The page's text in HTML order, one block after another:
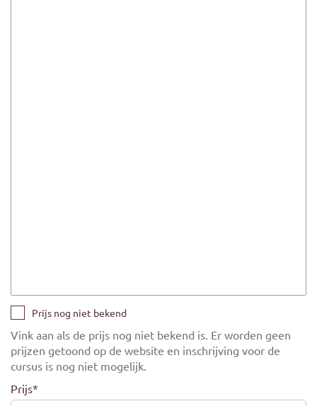
Prijs nog niet bekend
Vink aan als de prijs nog niet bekend is. Er worden geen
prijzen getoond op de website en inschrijving voor de
cursus is nog niet mogelijk.
Prijs*